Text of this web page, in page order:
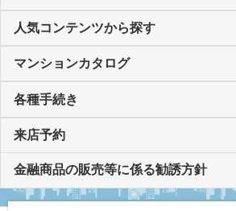
人気コンテンツから探す
マンションカタログ
各種手続き
来店予約
金融商品の販売等に係る勧誘方針